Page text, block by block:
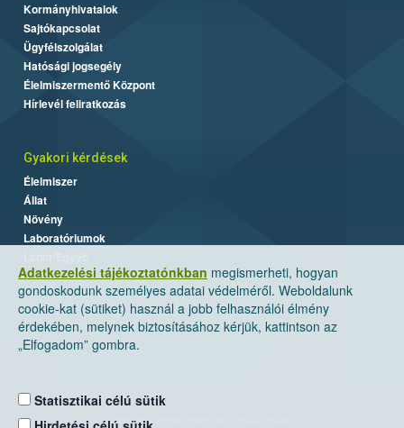
Adatkezelési tájékoztatónkban megismerheti, hogyan
gondoskodunk személyes adatai védelméről. Weboldalunk
cookie-kat (sütiket) használ a jobb felhasználói élmény
érdekében, melynek biztosításához kérjük, kattintson az
„Elfogadom” gombra.
Statisztikai célú sütik
Kormányhivatalok
Sajtókapcsolat
Ügyfélszolgálat
Hatósági jogsegély
Élelmiszermentő Központ
Hírlevél feliratkozás
Gyakori kérdések
Élelmiszer
Állat
Növény
Laboratóriumok
Nemzeti Élelmiszerlánc-biztonsági Hivatal